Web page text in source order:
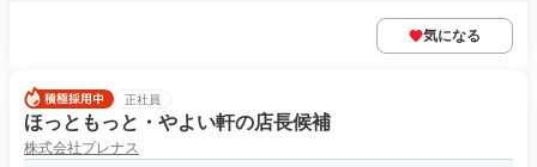
気になる
正社員
ほっともっと・やよい軒の店長候補
株式会社プレナス